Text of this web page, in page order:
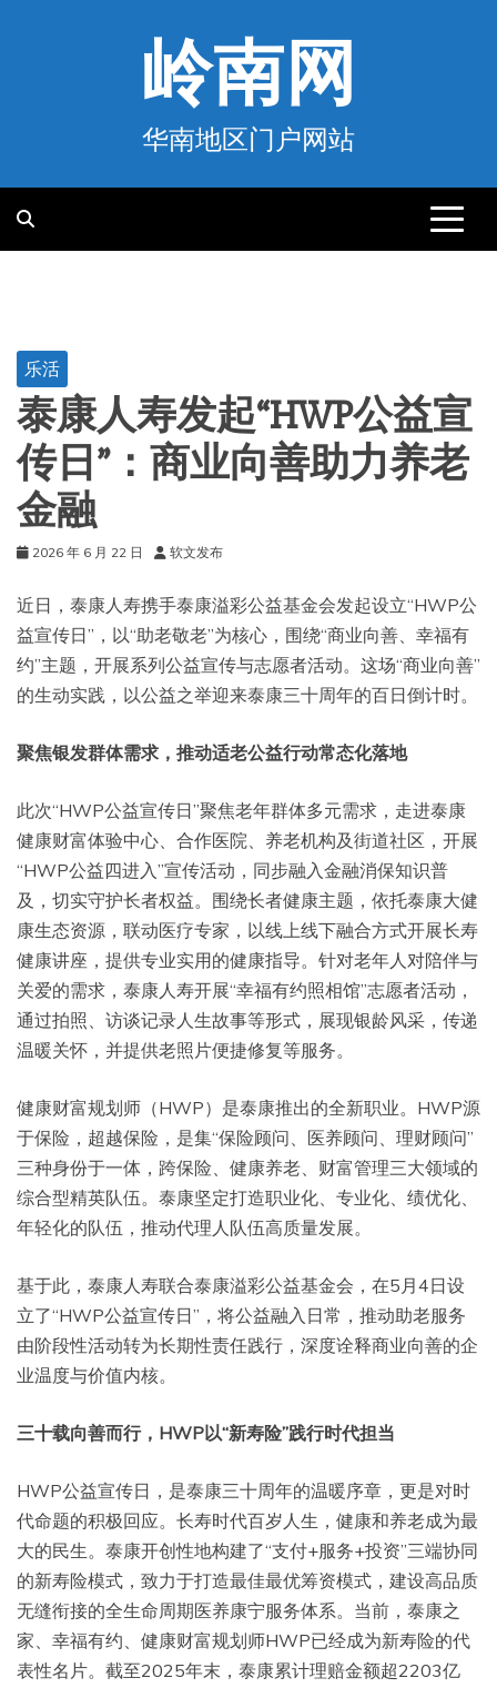
岭南网
华南地区门户网站
乐活
泰康人寿发起“HWP公益宣
传日”：商业向善助力养老
金融
2026 年 6 月 22 日 软文发布
近日，泰康人寿携手泰康溢彩公益基金会发起设立“HWP公
益宣传日”，以“助老敬老”为核心，围绕“商业向善、幸福有
约”主题，开展系列公益宣传与志愿者活动。这场“商业向善”
的生动实践，以公益之举迎来泰康三十周年的百日倒计时。
聚焦银发群体需求，推动适老公益行动常态化落地
此次“HWP公益宣传日”聚焦老年群体多元需求，走进泰康
健康财富体验中心、合作医院、养老机构及街道社区，开展
“HWP公益四进入”宣传活动，同步融入金融消保知识普
及，切实守护长者权益。围绕长者健康主题，依托泰康大健
康生态资源，联动医疗专家，以线上线下融合方式开展长寿
健康讲座，提供专业实用的健康指导。针对老年人对陪伴与
关爱的需求，泰康人寿开展“幸福有约照相馆”志愿者活动，
通过拍照、访谈记录人生故事等形式，展现银龄风采，传递
温暖关怀，并提供老照片便捷修复等服务。
健康财富规划师（HWP）是泰康推出的全新职业。HWP源
于保险，超越保险，是集“保险顾问、医养顾问、理财顾问”
三种身份于一体，跨保险、健康养老、财富管理三大领域的
综合型精英队伍。泰康坚定打造职业化、专业化、绩优化、
年轻化的队伍，推动代理人队伍高质量发展。
基于此，泰康人寿联合泰康溢彩公益基金会，在5月4日设
立了“HWP公益宣传日”，将公益融入日常，推动助老服务
由阶段性活动转为长期性责任践行，深度诠释商业向善的企
业温度与价值内核。
三十载向善而行，HWP以“新寿险”践行时代担当
HWP公益宣传日，是泰康三十周年的温暖序章，更是对时
代命题的积极回应。长寿时代百岁人生，健康和养老成为最
大的民生。泰康开创性地构建了“支付+服务+投资”三端协同
的新寿险模式，致力于打造最佳最优筹资模式，建设高品质
无缝衔接的全生命周期医养康宁服务体系。当前，泰康之
家、幸福有约、健康财富规划师HWP已经成为新寿险的代
表性名片。截至2025年末，泰康累计理赔金额超2203亿